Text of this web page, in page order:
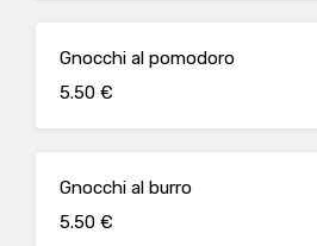
Gnocchi al pomodoro
5.50 €
Gnocchi al burro
5.50 €